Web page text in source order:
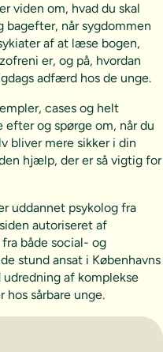
viden om, hvad du skal
bagefter, når sygdommen
af at læse bogen,
er, og på, hvordan
adfærd hos de unge.
cases og helt
efter og spørge om, når du
bliver mere sikker i din
hjælp, der er så vigtig for
uddannet psykolog fra
autoriseret af
både social- og
stund ansat i Københavns
af komplekse
hos sårbare unge.